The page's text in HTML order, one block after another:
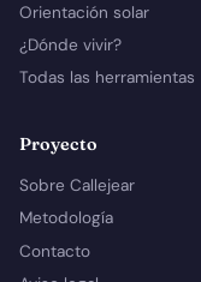
Orientación solar
¿Dónde vivir?
Todas las herramientas
Proyecto
Sobre Callejear
Metodología
Contacto